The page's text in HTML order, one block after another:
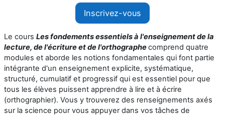
Inscrivez-vous
Le cours Les fondements essentiels à l'enseignement de la
lecture, de l'écriture et de l'orthographecomprend quatre
modules et aborde les notions fondamentales qui font partie
intégrante d'un enseignement explicite, systématique,
structuré, cumulatif et progressif qui est essentiel pour que
tous les élèves puissent apprendre à lire et à écrire
(orthographier). Vous y trouverez des renseignements axés
sur la science pour vous appuyer dans vos tâches de